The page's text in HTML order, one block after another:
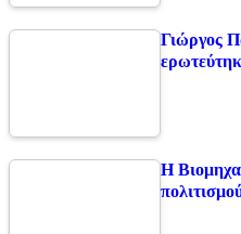
Γιώργος
Η